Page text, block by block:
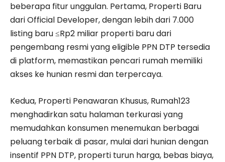
beberapa fitur unggulan. Pertama, Properti Baru
dari Official Developer, dengan lebih dari 7.000
listing baru ≤Rp2 miliar properti baru dari
pengembang resmi yang eligible PPN DTP tersedia
di platform, memastikan pencari rumah memiliki
akses ke hunian resmi dan terpercaya.
Kedua, Properti Penawaran Khusus, Rumah123
menghadirkan satu halaman terkurasi yang
memudahkan konsumen menemukan berbagai
peluang terbaik di pasar, mulai dari hunian dengan
insentif PPN DTP, properti turun harga, bebas biaya,